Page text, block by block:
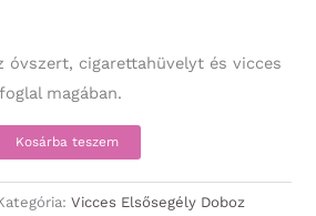
óvszert, cigarettahüvelyt és vicces
magában.
Kosárba teszem
Vicces Elsősegély Doboz